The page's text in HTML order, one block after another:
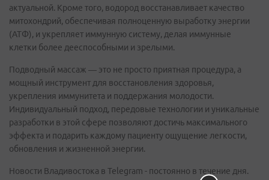
актуальной. Кроме того, водород восстанавливает качество
митохондрий, обеспечивая полноценную выработку энергии
(АТФ), и укрепляет иммунную систему, делая иммунные
клетки более дееспособными и зрелыми.
Подводный массаж — это не просто приятная процедура, а
мощный инструмент для восстановления здоровья,
укрепления иммунитета и поддержания молодости.
Индивидуальный подход, передовые технологии и уникальные
разработки в этой сфере позволяют достичь максимального
эффекта и подарить каждому пациенту ощущение легкости,
обновления и жизненной энергии.
Новости Владивостока в Telegram - постоянно в течение дня.